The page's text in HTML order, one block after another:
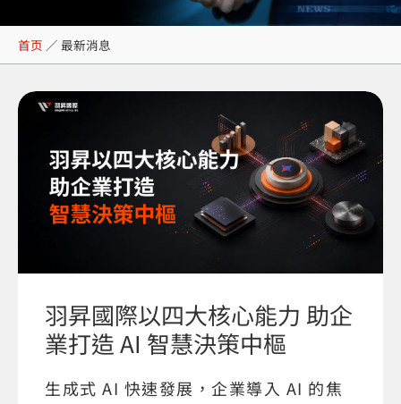
最新消息
首页 ／ 最新消息
羽昇國際以四大核心能力 助企
業打造 AI 智慧決策中樞
生成式 AI 快速發展，企業導入 AI 的焦